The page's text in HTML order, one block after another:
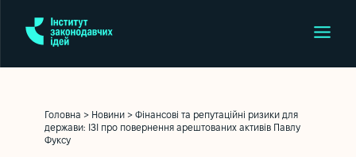
Головна > Новини > Фінансові та репутаційні ризики для
держави: ІЗІ про повернення арештованих активів Павлу
Фуксу